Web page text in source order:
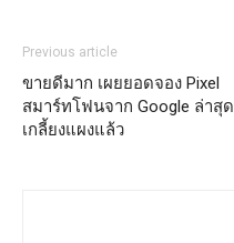
Previous article
ขายดีมาก เผยยอดจอง Pixel
สมาร์ทโฟนจาก Google ล่าสุด
เกลี้ยงแผงแล้ว